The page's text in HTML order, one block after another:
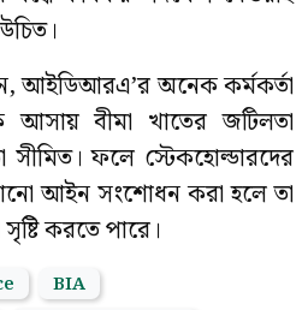
আইডিআরএ’র অনেক কর্মকর্তা
আসায় বীমা খাতের জটিলতা
সীমিত। ফলে স্টেকহোল্ডারদের
আইন সংশোধন করা হলে তা
করতে পারে।
BIA